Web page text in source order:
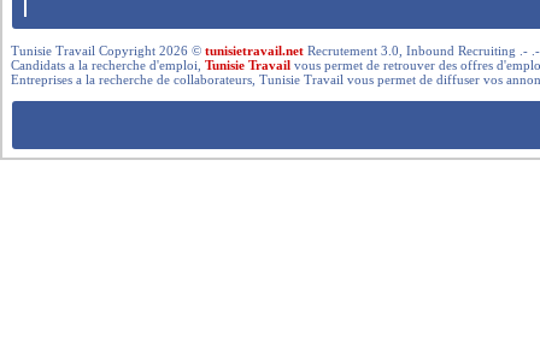
Tunisie Travail Copyright 2026 ©tunisietravail.net Recrutement 3.0, Inbound Recruiting .-
Candidats a la recherche d'emploi,Tunisie Travail vous permet de retrouver des offres
Entreprises a la recherche de collaborateurs, Tunisie Travail vous permet de diffuser vos